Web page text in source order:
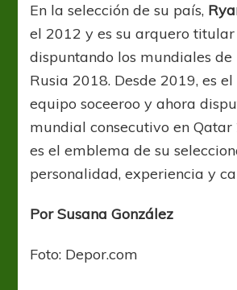
En la selección de su país,
el 2012 y es su arquero
dispuntando los mundiales
Rusia 2018. Desde 2019, es
equipo soceeroo y ahora
mundial consecutivo en Qatar
es el emblema de su
personalidad, experiencia y
Por Susana González
Foto: Depor.com